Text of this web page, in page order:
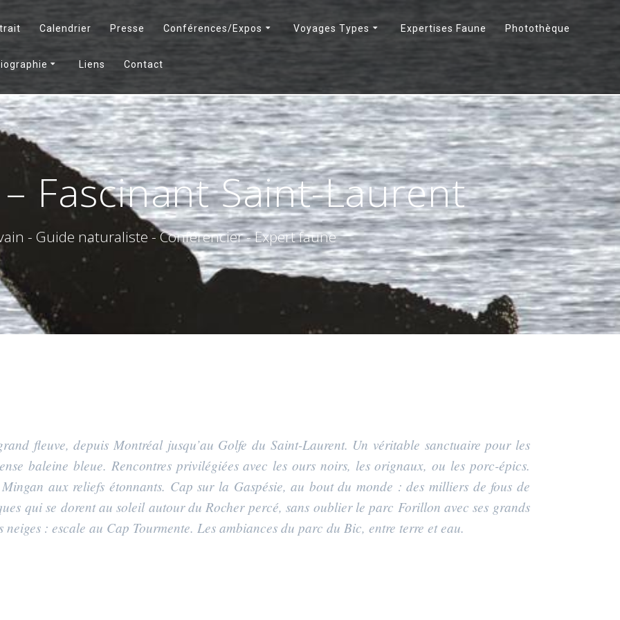
Calendrier Presse Conférences/Expos Voyages Types Expertises Faune Photothèque
Liens Contact
– Fascinant Saint-Laurent
- Guide naturaliste - Conférencier - Expert faune
fleuve, depuis Montréal jusqu’au Golfe du Saint-Laurent. Un véritable sanctuaire pour les
baleine bleue. Rencontres privilégiées avec les ours noirs, les orignaux, ou les porc-épics.
aux reliefs étonnants. Cap sur la Gaspésie, au bout du monde : des milliers de fous de
qui se dorent au soleil autour du Rocher percé, sans oublier le parc Forillon avec ses grands
neiges : escale au Cap Tourmente. Les ambiances du parc du Bic, entre terre et eau.